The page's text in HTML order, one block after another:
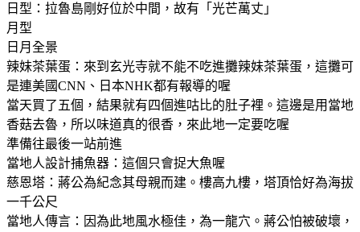
日型：拉魯島剛好位於中間，故有「光芒萬丈」
月型
日月全景
辣妹茶葉蛋：來到玄光寺就不能不吃進攤辣妹茶葉蛋，這攤可
是連美國CNN、日本NHK都有報導的喔
當天買了五個，結果就有四個進咕比的肚子裡。這邊是用當地
香菇去魯，所以味道真的很香，來此地一定要吃喔
準備往最後一站前進
當地人設計捕魚器：這個只會捉大魚喔
慈恩塔：蔣公為紀念其母親而建。樓高九樓，塔頂恰好為海拔
一千公尺
當地人傳言：因為此地風水極佳，為一龍穴。蔣公怕被破壞，